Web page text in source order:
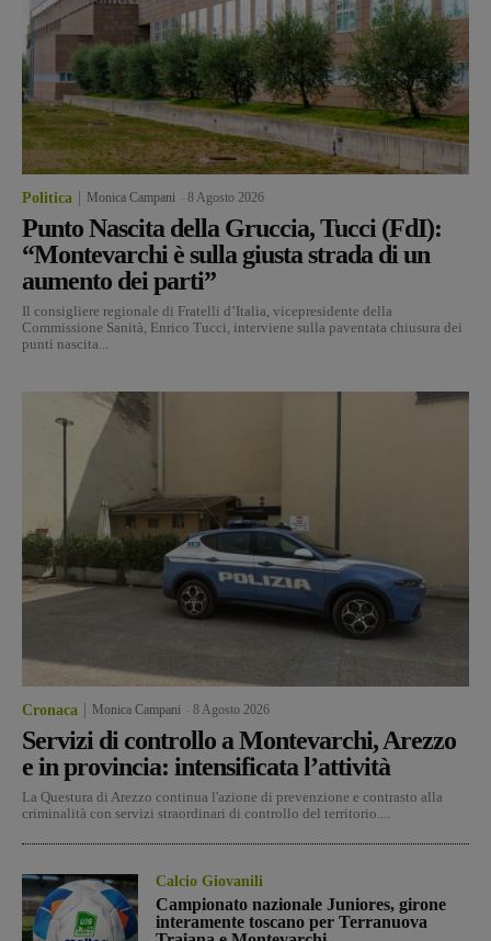
Politica Monica Campani 8 Agosto 2026
Punto Nascita della Gruccia, Tucci (FdI):
“Montevarchi è sulla giusta strada di un
aumento dei parti”
Il consigliere regionale di Fratelli d’Italia, vicepresidente della
Commissione Sanità, Enrico Tucci, interviene sulla paventata chiusura dei
punti nascita...
Cronaca Monica Campani 8 Agosto 2026
Servizi di controllo a Montevarchi, Arezzo
e in provincia: intensificata l’attività
La Questura di Arezzo continua l'azione di prevenzione e contrasto alla
criminalità con servizi straordinari di controllo del territorio....
Calcio Giovanili
Campionato nazionale Juniores, girone
interamente toscano per Terranuova